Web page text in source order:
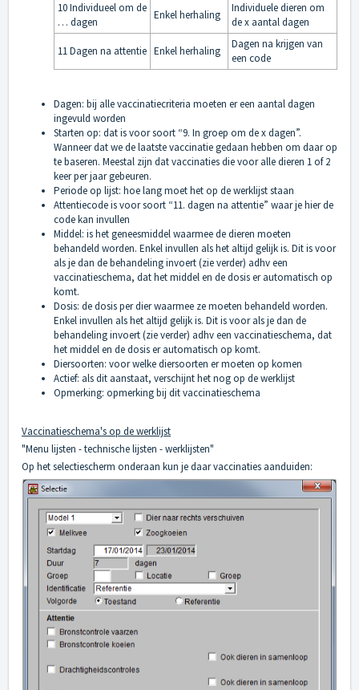
10 Individueel om de
… dagen
Enkel herhaling
Individuele dieren om
de x aantal dagen
11 Dagen na attentie Enkel herhaling
Dagen na krijgen van
een code
Dagen: bij alle vaccinatiecriteria moeten er een aantal dagen
ingevuld worden
Starten op: dat is voor soort “9. In groep om de x dagen”.
Wanneer dat we de laatste vaccinatie gedaan hebben om daar op
te baseren. Meestal zijn dat vaccinaties die voor alle dieren 1 of 2
keer per jaar gebeuren.
Periode op lijst: hoe lang moet het op de werklijst staan
Attentiecode is voor soort “11. dagen na attentie” waar je hier de
code kan invullen
Middel: is het geneesmiddel waarmee de dieren moeten
behandeld worden. Enkel invullen als het altijd gelijk is. Dit is voor
als je dan de behandeling invoert (zie verder) adhv een
vaccinatieschema, dat het middel en de dosis er automatisch op
komt.
Dosis: de dosis per dier waarmee ze moeten behandeld worden.
Enkel invullen als het altijd gelijk is. Dit is voor als je dan de
behandeling invoert (zie verder) adhv een vaccinatieschema, dat
het middel en de dosis er automatisch op komt.
Diersoorten: voor welke diersoorten er moeten op komen
Actief: als dit aanstaat, verschijnt het nog op de werklijst
Opmerking: opmerking bij dit vaccinatieschema
Vaccinatieschema's op de werklijst
"Menu lijsten - technische lijsten - werklijsten"
Op het selectiescherm onderaan kun je daar vaccinaties aanduiden: